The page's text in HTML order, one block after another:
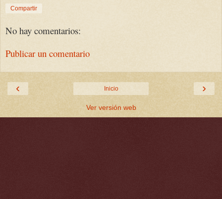
Compartir
No hay comentarios:
Publicar un comentario
‹ ›
Inicio
Ver versión web